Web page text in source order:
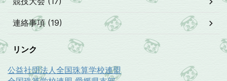
連絡事項 (19)
リンク
公益社団法人全国珠算学校連盟